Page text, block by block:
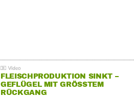
FLEISCHPRODUKTION SINKT –
GEFLÜGEL MIT GRÖSSTEM R
ÜCKGANG